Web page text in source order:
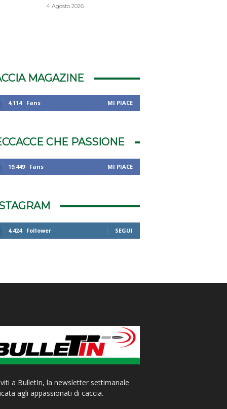
4 Agosto 2026
MAGAZINE
4,114 Fans MI PIACE
CHE PASSIONE
19,449 Fans MI PIACE
4,424 Follower SEGUI
a BulletIn, la newsletter settimanale
agli appassionati di caccia.